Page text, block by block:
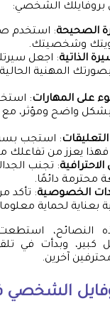
بروفايلك الشخصي:
الصحيحة: استخدم
وشخصيتك.
الذاتية: اجعل
المهنية
على المهارات:
واضح ومؤثر، مع
: استجب
فهذا يعزز من
: تجنب
محترمة دائمًا.
الخصوصية: تأكد
بعناية لحماية
النصائح،
وبدأت في
آخرين.